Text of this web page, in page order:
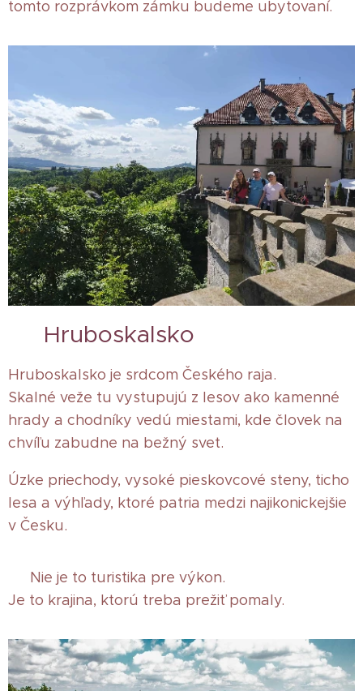
tomto rozprávkom zámku budeme ubytovaní.
🌲 Hruboskalsko
Hruboskalsko je srdcom Českého raja.
Skalné veže tu vystupujú z lesov ako kamenné
hrady a chodníky vedú miestami, kde človek na
chvíľu zabudne na bežný svet.
Úzke priechody, vysoké pieskovcové steny, ticho
lesa a výhľady, ktoré patria medzi najikonickejšie
v Česku.
🌿 Nie je to turistika pre výkon.
Je to krajina, ktorú treba prežiť pomaly.